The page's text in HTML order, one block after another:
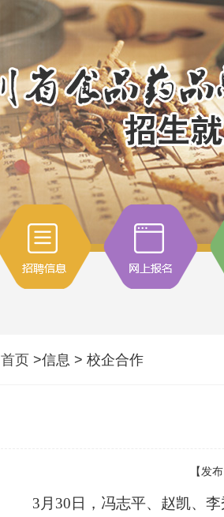
首页 >信息 > 校企合作
【发
3月30日，冯志平、赵凯、李